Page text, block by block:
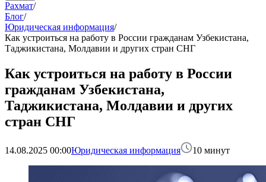
Рахмат/
Блог/
Юридическая информация/
Как устроиться на работу в России гражданам Узбекистана,
Таджикистана, Молдавии и других стран СНГ
Как устроиться на работу в России
гражданам Узбекистана,
Таджикистана, Молдавии и других
стран СНГ
14.08.2025 00:00Юридическая информация 10 минут